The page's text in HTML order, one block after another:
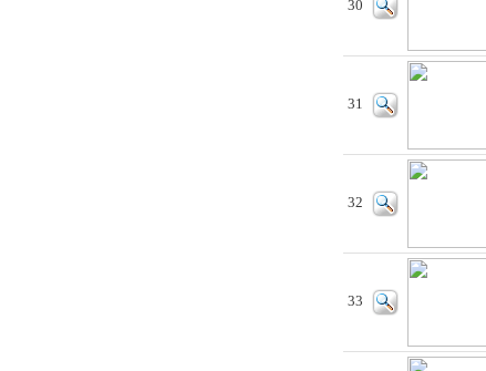
30
31
32
33